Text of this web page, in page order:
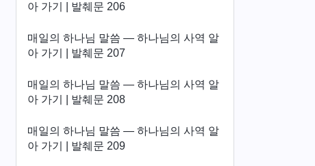
아 가기 | 발췌문 206
매일의 하나님 말씀 ― 하나님의 사역 알
아 가기 | 발췌문 207
매일의 하나님 말씀 ― 하나님의 사역 알
아 가기 | 발췌문 208
매일의 하나님 말씀 ― 하나님의 사역 알
아 가기 | 발췌문 209